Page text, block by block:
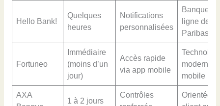
Hello Bank!
Quelques
heures
Notifications
personnalisées
Banque en
ligne de
Paribas
Fortuneo
Immédiaire
(moins d’un
jour)
Accès rapide
via app mobile
moderne
mobile
AXA
1 à 2 jours
Contrôles
Orientée